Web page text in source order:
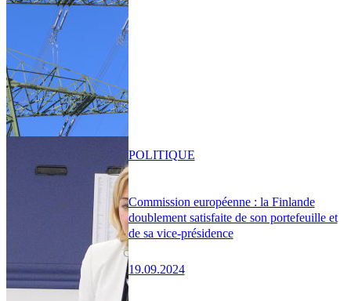
Commission européenne : la Finlande
doublement satisfaite de son portefeuille et
de sa vice-présidence
19.09.2024
POLITIQUE